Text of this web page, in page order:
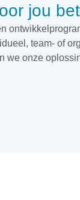
jou
team- of
we onze